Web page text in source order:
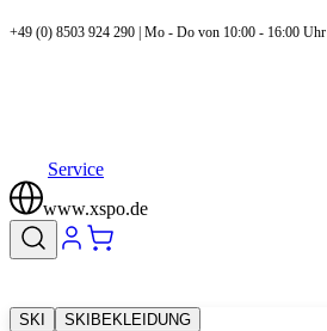
+49 (0) 8503 924 290 | Mo - Do von 10:00 - 16:00 Uhr
Service
www.xspo.de
SKI SKIBEKLEIDUNG